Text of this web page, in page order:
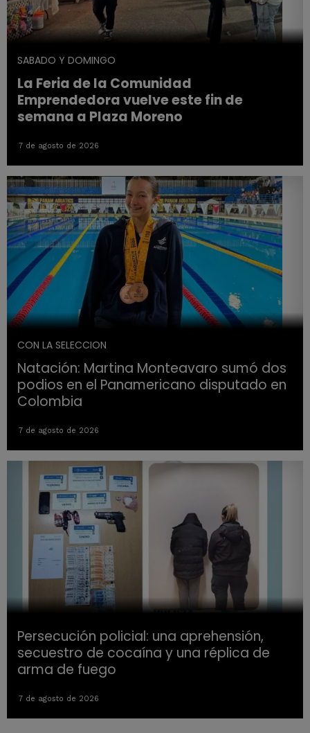
SABADO Y DOMINGO
La Feria de la Comunidad
Emprendedora vuelve este fin de
semana a Plaza Moreno
7 de agosto de 2026
CON LA SELECCION
Natación: Martina Monteavaro sumó dos
podios en el Panamericano disputado en
Colombia
7 de agosto de 2026
Persecución policial: una aprehensión,
secuestro de cocaína y una réplica de
arma de fuego
7 de agosto de 2026